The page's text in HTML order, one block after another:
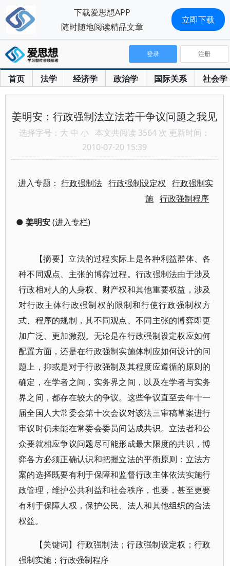
首页 法学 经济学 政治学 国际关系 社会学
登录 注册
姜明安：行政强制法立法若干争议问题之我见
选择字号： 大 中 小 本文共阅读 3564 次 更新时间：
2010-07-20 15:39
进入专题：行政强制法 行政强制设定权
行政强制实
施 行政强制程序
● 姜明安(进入专栏)
【摘要】立法的过程实际上是各种利益群体、各
种不同观点、主张的博弈过程。行政强制法由于涉及
行政相对人的人身权、财产权和其他重要权益，涉及
对行政主体行政强制权的限制和行使行政强制权方
式、程序的规制，其不同观点、不同主张的博弈即更
加广泛、更加激烈。无论是在行政强制设定权应如何
配置方面，还是在行政强制实施体制应如何设计的问
题上，抑或是对于行政强制及其程度应遵循的原则的
确定，在学者之间，实务界之间，以及在学者与实务
界之间，都存在较大的争议。这些争议直至去年十一
届全国人大常委会第十次会议对该法三审稿草案进行
审议时仍未能在常委会委员间达成共识。立法者和公
众要就相应争议问题尽可能形成最大限度的共识，博
弈各方必须正确认识和把握立法的平衡原则：立法方
案的选择既要有利于保障和监督行政主体依法实施行
政管理，维护公共利益和社会秩序，也要，甚至更要
有利于保障人权，保护公民、法人和其他组织的合法
权益。
【关键词】行政强制法；行政强制设定权；行政
强制实施；行政强制程序
下载爱思想APP
随时随地阅读精品文章
立即下载